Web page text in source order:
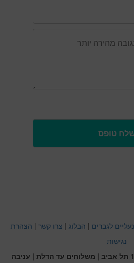
נעליים לגברים | הבלוג | צרו קשר | הצהרת
נגישות
יוסי בן נון | דרך מנחם בגין 12 תל אביב | משלוחים עד הדלת | עניבה